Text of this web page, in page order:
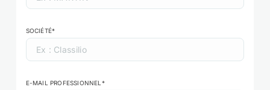
SOCIÉTÉ*
E-MAIL PROFESSIONNEL*